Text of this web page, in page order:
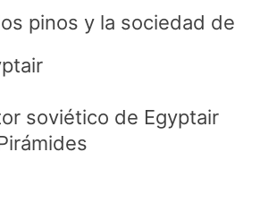
pinos y la sociedad de
soviético de Egyptair